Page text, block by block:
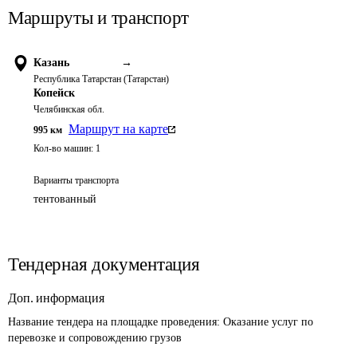
Маршруты и транспорт
Казань →
Республика Татарстан (Татарстан)
Копейск
Челябинская обл.
995 км Маршрут на карте
Кол-во машин: 1
Варианты транспорта
тентованный
Тендерная документация
Доп. информация
Название тендера на площадке проведения: Оказание услуг по
перевозке и сопровождению грузов